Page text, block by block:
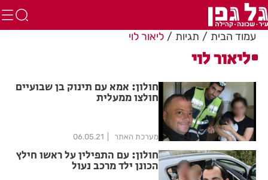
עמוד הבית תגיות ליאור לוי
ליאור לוי
חולון: אמא עם תינוק בן שבועיים
חולצו ממעלית
מערכת האתר 06.05.21
חולון: עם התפילין על ראשו חילץ
הכונן ילד מרכב נעול